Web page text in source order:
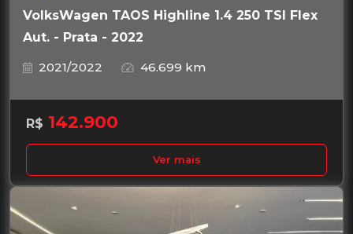
VolksWagen TAOS Highline 1.4 250 TSI Flex
Aut. - Prata - 2022
2021/2022
46.699 km
R$ 142.900
Ver mais